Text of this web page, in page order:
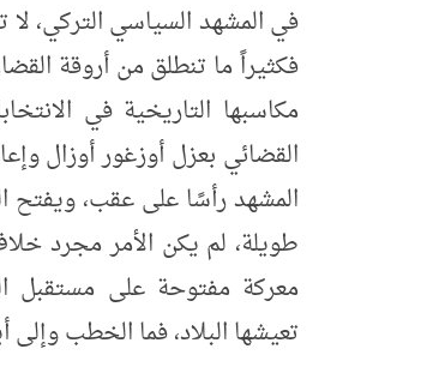
في المشهد السياسي التركي، لا
فكثيراً ما تنطلق من أروقة
مكاسبها التاريخية في
القضائي بعزل أوزغور أوزال
المشهد رأسًا على عقب، ويفتح
طويلة، لم يكن الأمر مجرد
معركة مفتوحة على مستقبل
تعيشها البلاد، فما الخطب